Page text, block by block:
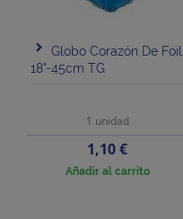
Globo Corazón De Foil
18"-45cm TG
1 unidad
Precio
1,10 €
Añadir al carrito